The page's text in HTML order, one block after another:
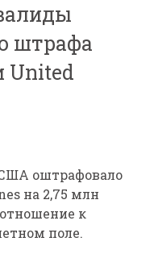
штрафа
United
оштрафовало
на 2,75 млн
к
поле.